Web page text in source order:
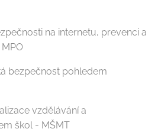
na internetu, prevenci a
bezpečnost pohledem
vzdělávání a
škol - MŠMT